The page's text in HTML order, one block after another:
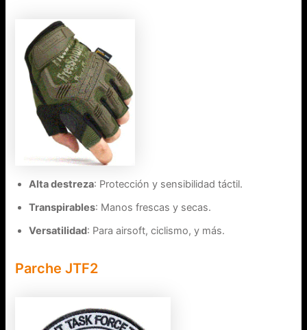
Alta destreza: Protección y sensibilidad táctil.
Transpirables: Manos frescas y secas.
Versatilidad: Para airsoft, ciclismo, y más.
Parche JTF2